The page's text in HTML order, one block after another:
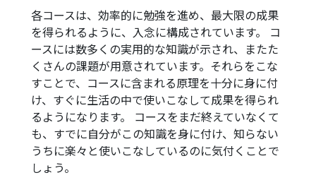
各コースは、効率的に勉強を進め、最大限の成果
を得られるように、入念に構成されています。 コ
ースには数多くの実用的な知識が示され、またた
くさんの課題が用意されています。それらをこな
すことで、コースに含まれる原理を十分に身に付
け、すぐに生活の中で使いこなして成果を得られ
るようになります。 コースをまだ終えていなくて
も、すでに自分がこの知識を身に付け、知らない
うちに楽々と使いこなしているのに気付くことで
しょう。